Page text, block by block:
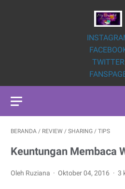
TWITTER
BERANDA / REVIEW / SHARING / TIPS
Keuntungan Membaca
Oleh Ruziana Oktober 04, 2016 3